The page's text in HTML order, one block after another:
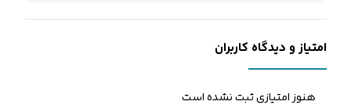
امتیاز و دیدگاه کاربران
هنوز امتیازی ثبت نشده است